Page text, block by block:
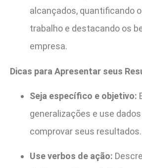
alcançados, quantificando
trabalho e destacando os
empresa.
Dicas para Apresentar seus
Seja específico e objetivo:
generalizações e use
comprovar seus resultados.
Use verbos de ação: